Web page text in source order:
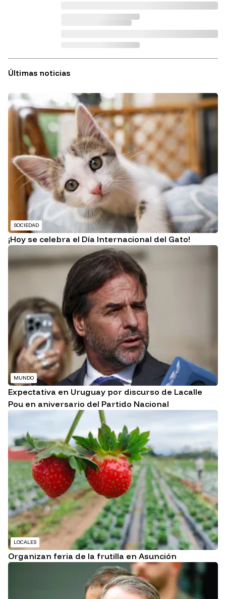
Últimas noticias
SOCIEDAD
¡Hoy se celebra el Día Internacional del Gato!
MUNDO
Expectativa en Uruguay por discurso de Lacalle
Pou en aniversario del Partido Nacional
LOCALES
Organizan feria de la frutilla en Asunción